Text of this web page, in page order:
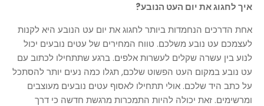
איך לחגוג את יום העט הנובע?
אחת הדרכים הנחמדות ביותר לחגוג את יום עט הנובע היא לקנות
לעצמכם עט נובע משלכם. טווח המחירים של עטים נובעים יכול
לנוע בין עשרה שקלים לעשרות אלפים. ברגע שתתחילו לכתוב עם
עט נובע במקום העט הפשוט שלכם, תגלו כמה נעים יותר להסתכל
על כתב היד שלכם. אולי תתחילו לאסוף עטים נובעים מעוצבים
ומרשימים. זאת יכולה להיות התמכרות מרגשת חדשה כי דרך